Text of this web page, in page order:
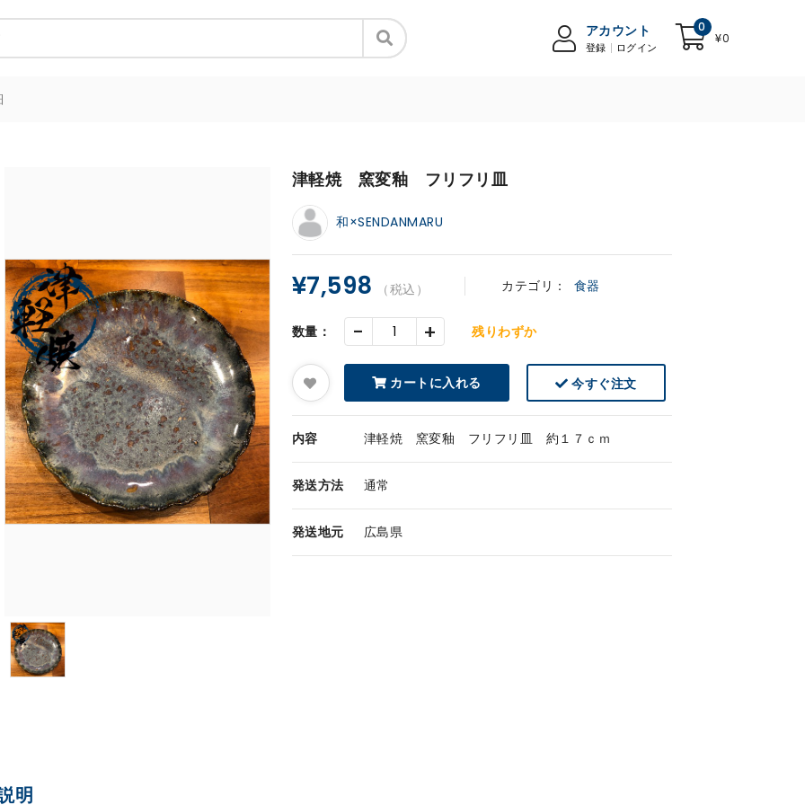
アカウント
登録 ログイン
0
¥0
津軽焼 窯変釉 フリフリ皿
和×SENDANMARU
¥7,598 （税込） カテゴリ： 食器
数量： - + 残りわずか
カートに入れる 今すぐ注文
内容 津軽焼 窯変釉 フリフリ皿 約１７ｃｍ
発送方法 通常
発送地元 広島県
明